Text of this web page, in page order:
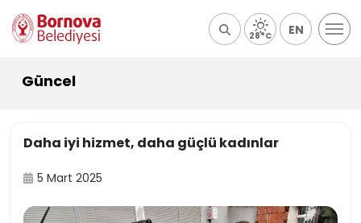
28°C EN
Güncel
Daha iyi hizmet, daha güçlü kadınlar
5 Mart 2025